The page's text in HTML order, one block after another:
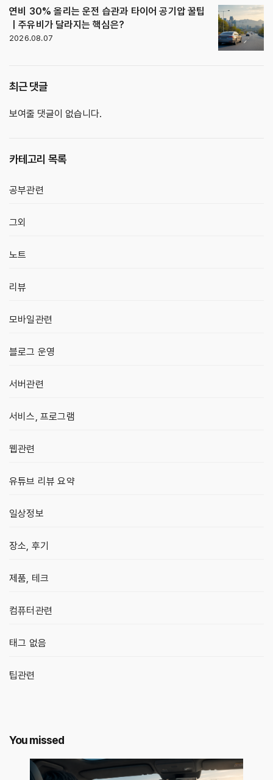
연비 30% 올리는 운전 습관과 타이어 공기압 꿀팁
｜주유비가 달라지는 핵심은?
2026.08.07
최근 댓글
보여줄 댓글이 없습니다.
카테고리 목록
공부관련
그외
노트
리뷰
모바일관련
블로그 운영
서버관련
서비스, 프로그램
웹관련
유튜브 리뷰 요약
일상정보
장소, 후기
제품, 테크
컴퓨터관련
태그 없음
팁관련
You missed